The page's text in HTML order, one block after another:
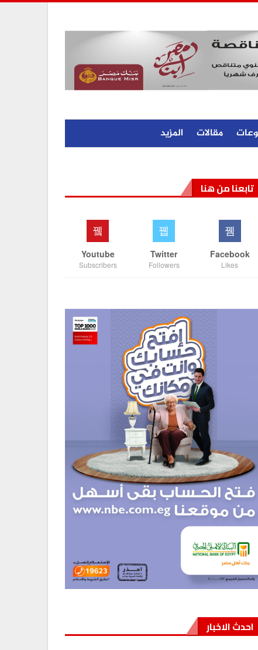
مقالات المزيد
تابعنا من هنا
Facebook
Likes
Twitter
Followers
Youtube
Subscribers
احدث الاخبار